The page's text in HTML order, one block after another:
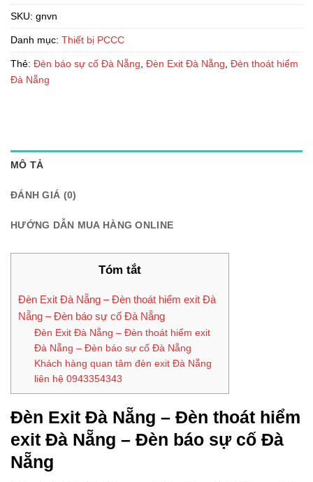
SKU: gnvn
Danh mục: Thiết bị PCCC
Thẻ: Đèn báo sự cố Đà Nẵng Đèn Exit Đà Nẵng Đèn thoát hiểm
Đà Nẵng
MÔ TẢ
ĐÁNH GIÁ (0)
HƯỚNG DẪN MUA HÀNG ONLINE
Tóm tắt
Đèn Exit Đà Nẵng – Đèn thoát hiểm exit Đà
Nẵng – Đèn báo sự cố Đà Nẵng
Đèn Exit Đà Nẵng – Đèn thoát hiểm exit
Đà Nẵng – Đèn báo sự cố Đà Nẵng
Khách hàng quan tâm đèn exit Đà Nẵng
liên hệ 0943354343
Đèn Exit Đà Nẵng – Đèn thoát hiểm
exit Đà Nẵng – Đèn báo sự cố Đà
Nẵng